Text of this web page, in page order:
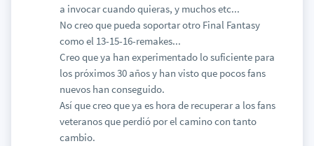
a invocar cuando quieras, y muchos etc...
No creo que pueda soportar otro Final Fantasy
como el 13-15-16-remakes...
Creo que ya han experimentado lo suficiente para
los próximos 30 años y han visto que pocos fans
nuevos han conseguido.
Así que creo que ya es hora de recuperar a los fans
veteranos que perdió por el camino con tanto
cambio.